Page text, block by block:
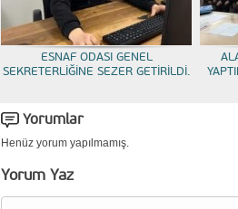
ESNAF ODASI GENEL
SEKRETERLİĞİNE SEZER GETİRİLDİ.
Yorumlar
Henüz yorum yapılmamış.
Yorum Yaz